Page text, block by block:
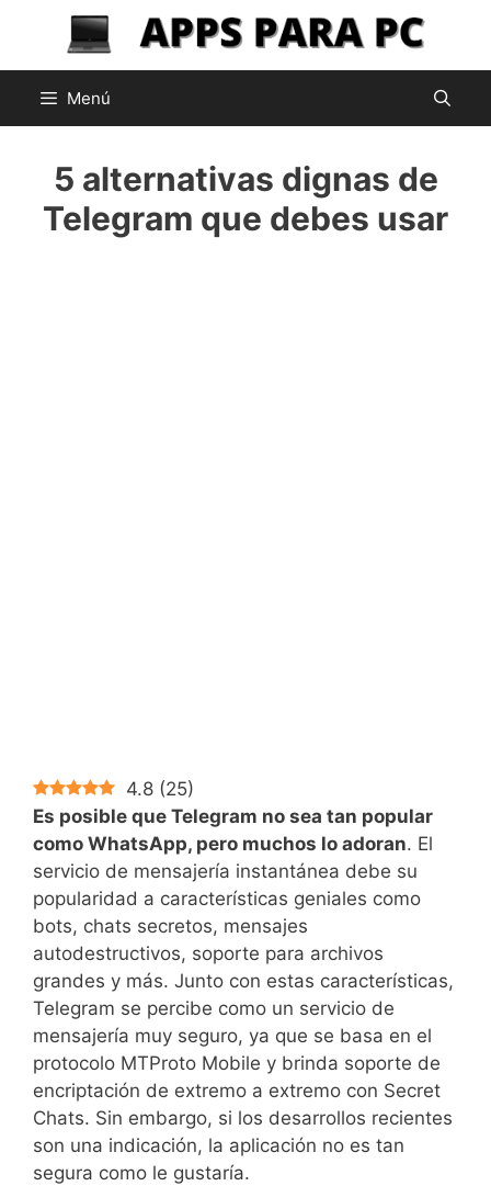
contenido
Menú
5 alternativas dignas de
Telegram que debes usar
4.8 (25)
Es posible que Telegram no sea tan popular
como WhatsApp, pero muchos lo adoran. El
servicio de mensajería instantánea debe su
popularidad a características geniales como
bots, chats secretos, mensajes
autodestructivos, soporte para archivos
grandes y más. Junto con estas características,
Telegram se percibe como un servicio de
mensajería muy seguro, ya que se basa en el
protocolo MTProto Mobile y brinda soporte de
encriptación de extremo a extremo con Secret
Chats. Sin embargo, si los desarrollos recientes
son una indicación, la aplicación no es tan
segura como le gustaría.